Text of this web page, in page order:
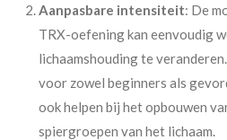
Aanpasbare intensiteit: De
TRX-oefening kan eenvoudig
lichaamshouding te
voor zowel beginners als
ook helpen bij het opbouwen
spiergroepen van het lichaam.